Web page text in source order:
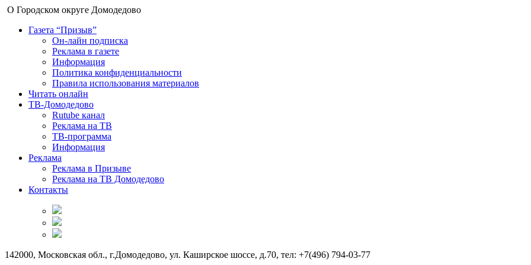
О Городском округе Домодедово
Газета “Призыв”
Он-лайн подписка
Реклама в газете
Информация
Политика конфиденциальности
Правила использования материалов
Читать онлайн
ТВ-Домодедово
Rutube канал
Реклама на ТВ
ТВ-программа
Информация
Реклама
Реклама в Призыве
Реклама на ТВ Домодедово
Контакты
142000, Московская обл., г.Домодедово, ул. Каширское шоссе, д.70, тел: +7(496) 794-03-77